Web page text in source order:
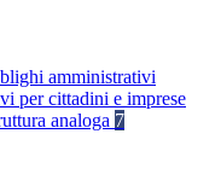
amministrativi
per cittadini e imprese
analoga 7